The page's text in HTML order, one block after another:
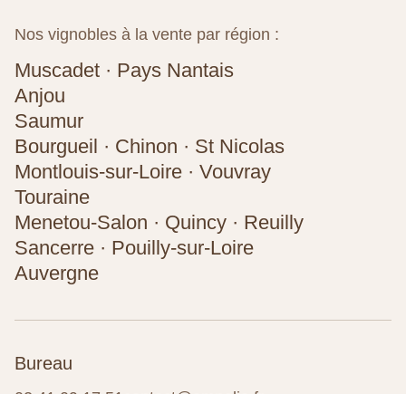
Nos vignobles à la vente par région :
Muscadet · Pays Nantais
Anjou
Saumur
Bourgueil · Chinon · St Nicolas
Montlouis-sur-Loire · Vouvray
Touraine
Menetou-Salon · Quincy · Reuilly
Sancerre · Pouilly-sur-Loire
Auvergne
Bureau